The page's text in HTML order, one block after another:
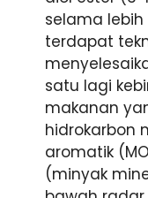
selama
terdapat
satu lagi
makanan
hidrokarbon
aromatik
(minyak